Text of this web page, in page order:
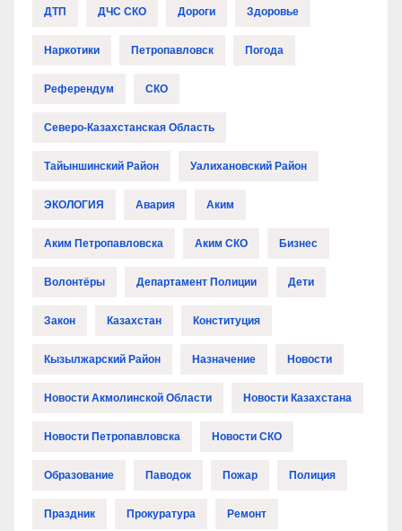
ДТП ДЧС СКО Дороги Здоровье
Наркотики Петропавловск Погода
Референдум СКО
Северо-Казахстанская Область
Тайыншинский Район Уалихановский Район
ЭКОЛОГИЯ Авария Аким
Аким Петропавловска Аким СКО Бизнес
Волонтёры Департамент Полиции Дети
Закон Казахстан Конституция
Кызылжарский Район Назначение Новости
Новости Акмолинской Области Новости Казахстана
Новости Петропавловска Новости СКО
Образование Паводок Пожар Полиция
Праздник Прокуратура Ремонт